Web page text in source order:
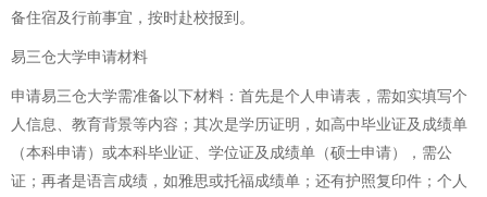
备住宿及行前事宜，按时赴校报到。
易三仓大学申请材料
申请易三仓大学需准备以下材料：首先是个人申请表，需如实填写个
人信息、教育背景等内容；其次是学历证明，如高中毕业证及成绩单
（本科申请）或本科毕业证、学位证及成绩单（硕士申请），需公
证；再者是语言成绩，如雅思或托福成绩单；还有护照复印件；个人